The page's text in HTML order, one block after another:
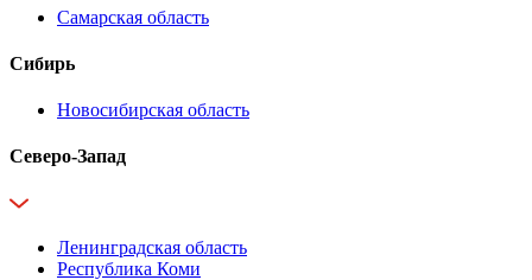
Самарская область
Сибирь
Новосибирская область
Северо-Запад
Ленинградская область
Республика Коми